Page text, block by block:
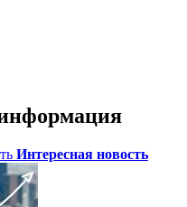
Интересная новость